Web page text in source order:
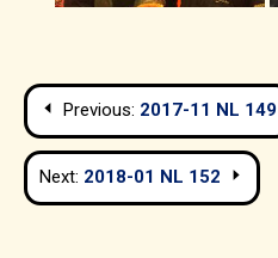
Navigation
de
l’article
Previous: 2017-11 NL 149
Next: 2018-01 NL 152